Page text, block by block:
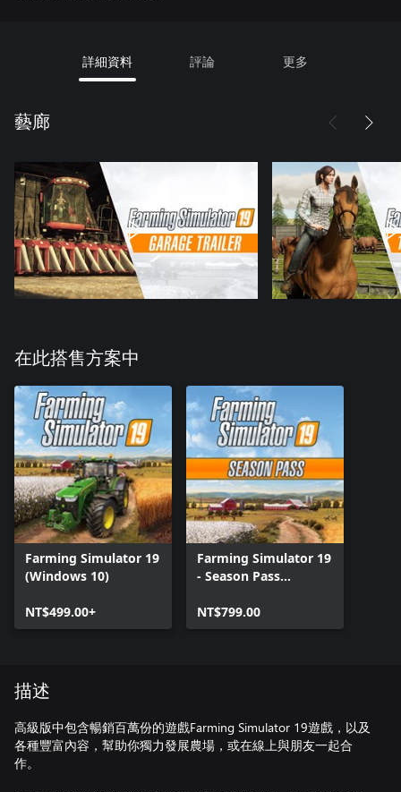
詳細資料 評論 更多
藝廊
在此搭售方案中
Farming Simulator 19
(Windows 10)
NT$499.00+
Farming Simulator 19
- Season Pass
NT$799.00
描述
高級版中包含暢銷百萬份的遊戲Farming Simulator 19遊戲，以及
各種豐富內容，幫助你獨力發展農場，或在線上與朋友一起合
作。